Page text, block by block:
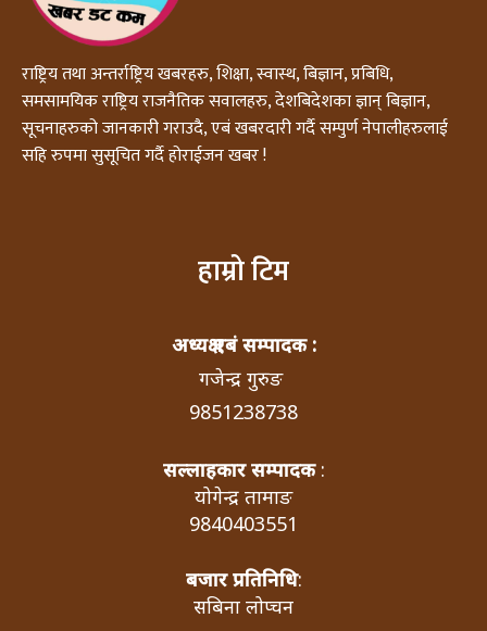
राष्ट्रिय तथा अन्तर्राष्ट्रिय खबरहरु, शिक्षा, स्वास्थ, बिज्ञान, प्रबिधि,
समसामयिक राष्ट्रिय राजनैतिक सवालहरु, देशबिदेशका ज्ञान् बिज्ञान,
सूचनाहरुको जानकारी गराउदै, एबं खबरदारी गर्दै सम्पुर्ण नेपालीहरुलाई
सहि रुपमा सुसूचित गर्दै होराईजन खबर !
हाम्रो टिम
अध्यक्ष एबं सम्पादक :
गजेन्द्र गुरुङ
9851238738
सल्लाहकार सम्पादक:
योगेन्द्र तामाङ
9840403551
बजार प्रतिनिधि:
सबिना लोप्चन